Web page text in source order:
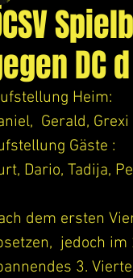
DC
Heim:
Gerald,
Gäste :
Dario, Tadija,
dem ersten
jedoch
3.